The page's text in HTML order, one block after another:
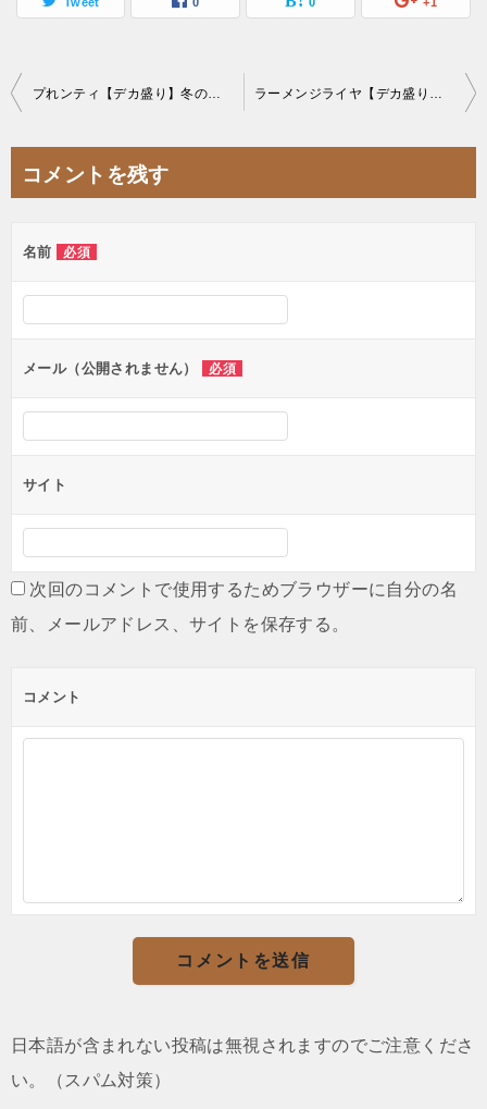
投
ビ
ー
シ
ン
コメントを残す
名前 必須
メール（公開されません） 必須
サイト
次回のコメントで使用するためブラウザーに自分の名
前、メールアドレス、サイトを保存する。
コメント
日本語が含まれない投稿は無視されますのでご注意くださ
い。（スパム対策）